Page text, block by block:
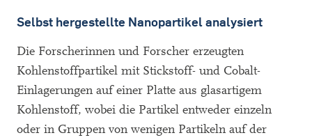
Selbst hergestellte Nanopartikel analysiert
Die Forscherinnen und Forscher erzeugten
Kohlenstoffpartikel mit Stickstoff- und Cobalt-
Einlagerungen auf einer Platte aus glasartigem
Kohlenstoff, wobei die Partikel entweder einzeln
oder in Gruppen von wenigen Partikeln auf der